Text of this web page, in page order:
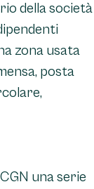
della società
zona usata
posta
una serie